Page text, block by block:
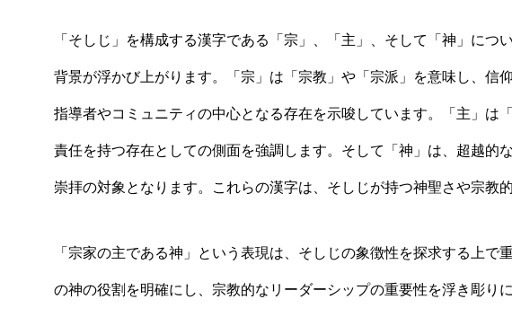
「そしじ」を構成する漢字である「宗」、「主」、そして「神」につ
背景が浮かび上がります。「宗」は「宗教」や「宗派」を意味し、信
指導者やコミュニティの中心となる存在を示唆しています。「主」は
責任を持つ存在としての側面を強調します。そして「神」は、超越的
崇拝の対象となります。これらの漢字は、そしじが持つ神聖さや宗教
「宗家の主である神」という表現は、そしじの象徴性を探求する上で
の神の役割を明確にし、宗教的なリーダーシップの重要性を浮き彫り